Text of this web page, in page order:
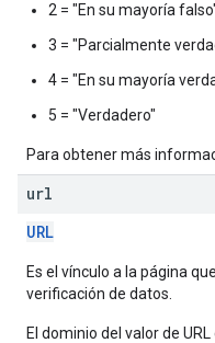
2 = "En su mayoría
3 = "Parcialmente
4 = "En su mayoría
5 = "Verdadero"
Para obtener más
url
URL
Es el vínculo a la página
verificación de datos.
El dominio del valor de